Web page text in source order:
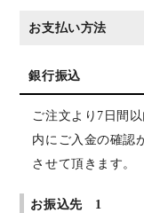
お支払い方法
銀行振込
ご注文より7日間
内にご入金の確認
させて頂きます。
お振込先 1